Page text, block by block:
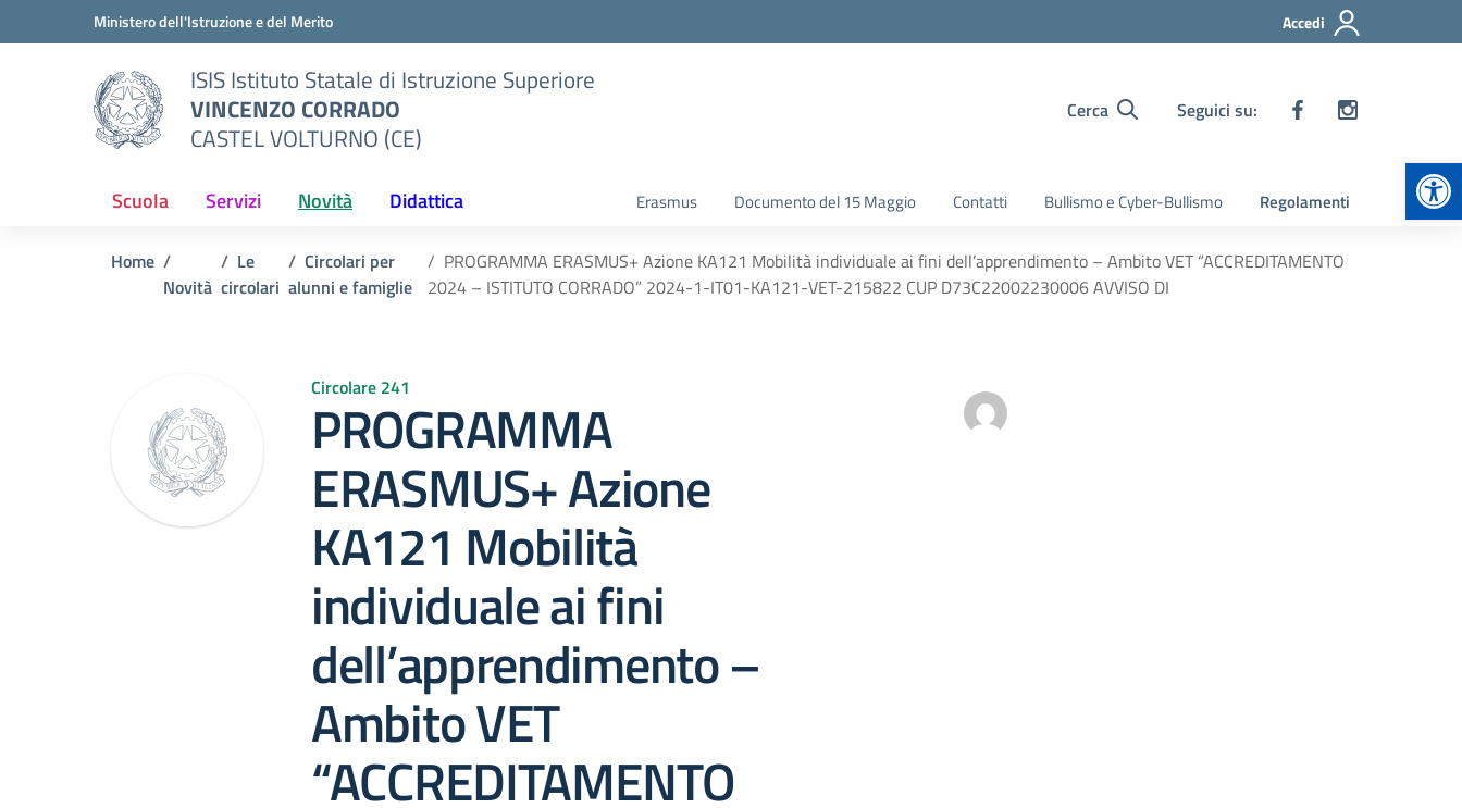
Vai ai contenuti
Vai al menu di navigazioneMinistero dell'Istruzione e del Merito Accedi
ISIS Istituto Statale di Istruzione Superiore
VINCENZO CORRADO
CASTEL VOLTURNO (CE)
Cerca Seguici su:
Scuola Servizi Novità Didattica Erasmus Documento del 15 Maggio Contatti Bullismo e Cyber-Bullismo Regolamenti
Home
Novità
Le
circolari
Circolari per
alunni e famiglie
PROGRAMMA ERASMUS+ Azione KA121 Mobilità individuale ai fini dell’apprendimento – Ambito VET “ACCREDITAMENTO
2024 – ISTITUTO CORRADO” 2024-1-IT01-KA121-VET-215822 CUP D73C22002230006 AVVISO DI
Circolare 241
PROGRAMMA
ERASMUS+ Azione
KA121 Mobilità
individuale ai fini
dell’apprendimento –
Ambito VET
“ACCREDITAMENTO